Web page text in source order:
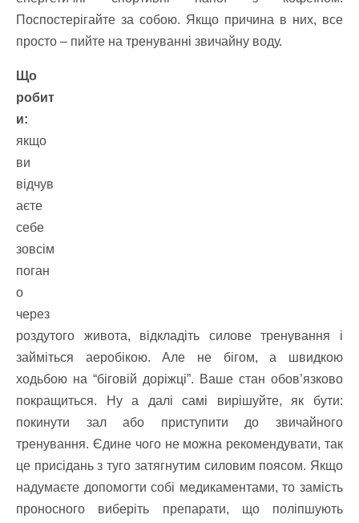
Поспостерігайте за собою. Якщо причина в них, все
просто – пийте на тренуванні звичайну воду.
Що
робит
и:
якщо
ви
відчув
аєте
себе
зовсім
поган
о
через
роздутого живота, відкладіть силове тренування і
займіться аеробікою. Але не бігом, а швидкою
ходьбою на “біговій доріжці”. Ваше стан обов’язково
покращиться. Ну а далі самі вирішуйте, як бути:
покинути зал або приступити до звичайного
тренування. Єдине чого не можна рекомендувати, так
це присідань з туго затягнутим силовим поясом. Якщо
надумаєте допомогти собі медикаментами, то замість
проносного виберіть препарати, що поліпшують